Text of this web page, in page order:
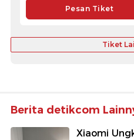
Pesan Tiket
Tiket
Berita detikcom
Xiaomi